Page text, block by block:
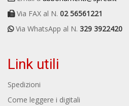
Via FAX al N. 02 56561221
Via WhatsApp al N. 329 3922420
Link utili
Spedizioni
Come leggere i digitali